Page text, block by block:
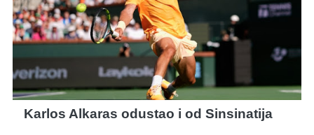
Karlos Alkaras odustao i od Sinsinatija